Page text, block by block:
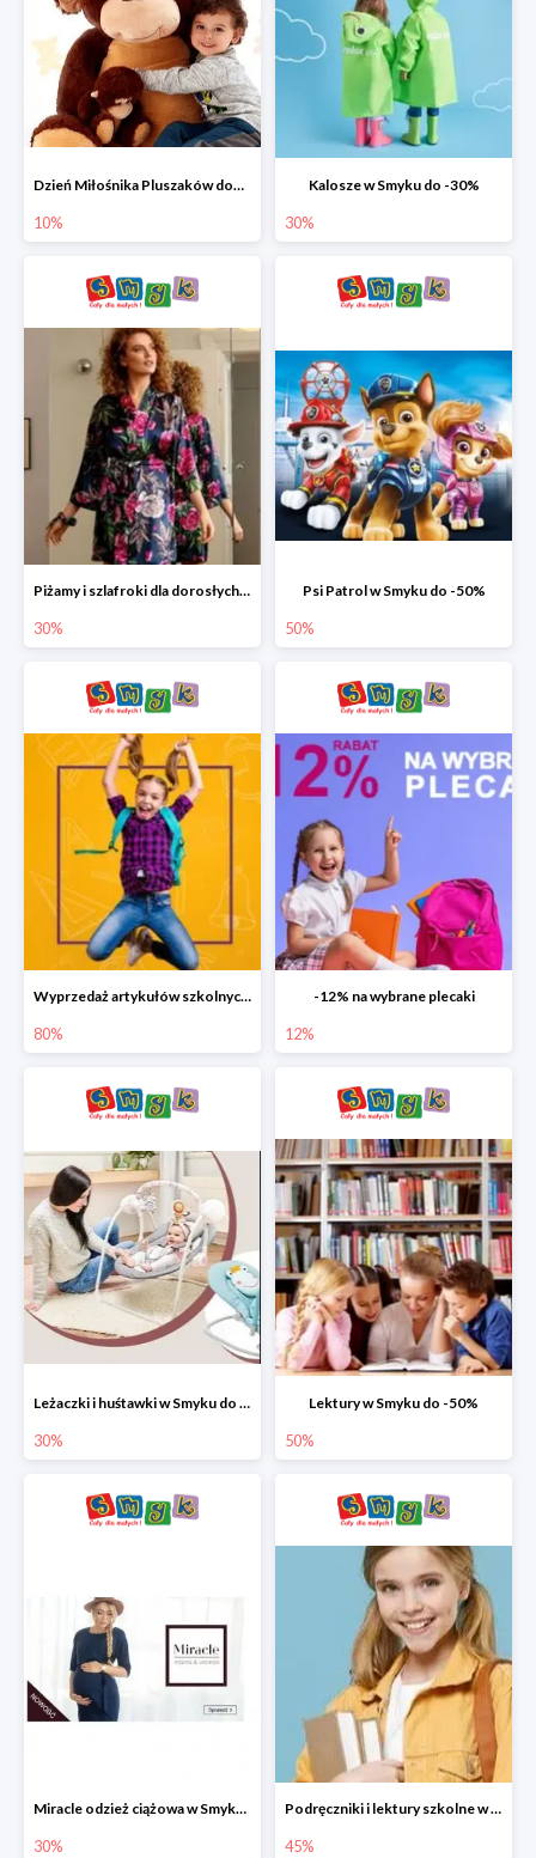
Dzień Miłośnika Pluszaków dodatkowy rabat -10%
10%
Kalosze w Smyku do -30%
30%
Piżamy i szlafroki dla dorosłych w Smyku do -30%
30%
Psi Patrol w Smyku do -50%
50%
Wyprzedaż artykułów szkolnych w Smyku do -80%
80%
-12% na wybrane plecaki
12%
Leżaczki i huśtawki w Smyku do -30%
30%
Lektury w Smyku do -50%
50%
Miracle odzież ciążowa w Smyku co -30%
30%
Podręczniki i lektury szkolne w Smyku do -45%
45%